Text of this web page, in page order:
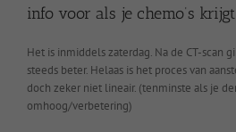
info voor als je chemo’s krijgt
Het is inmiddels zaterdag. Na de CT-scan
steeds beter. Helaas is het proces van
doch zeker niet lineair. (tenminste als je
omhoog/verbetering)